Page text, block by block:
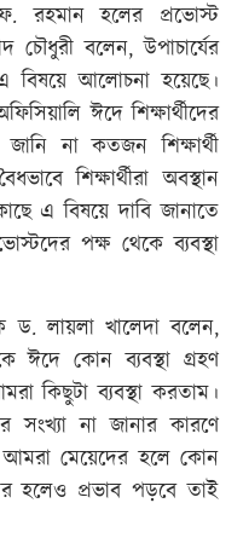
রহমান হলের প্রভোস্ট
বলেন, উপাচার্যের
আলোচনা হয়েছে।
ঈদে শিক্ষার্থীদের
না কতজন শিক্ষার্থী
শিক্ষার্থীরা অবস্থান
এ বিষয়ে দাবি জানাতে
পক্ষ থেকে ব্যবস্থা
ড. লায়লা খালেদা বলেন,
ঈদে কোন ব্যবস্থা গ্রহণ
কিছুটা ব্যবস্থা করতাম।
সংখ্যা না জানার কারণে
আমরা মেয়েদের হলে কোন
হলেও প্রভাব পড়বে তাই